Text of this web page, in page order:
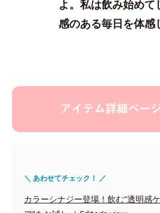
よ。私は飲み始め
感のある毎日を体感
＼ あわせてチェック！ ／
カラーシナジー登場！飲む“透明感ケ